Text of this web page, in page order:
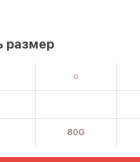
размер
G
80G